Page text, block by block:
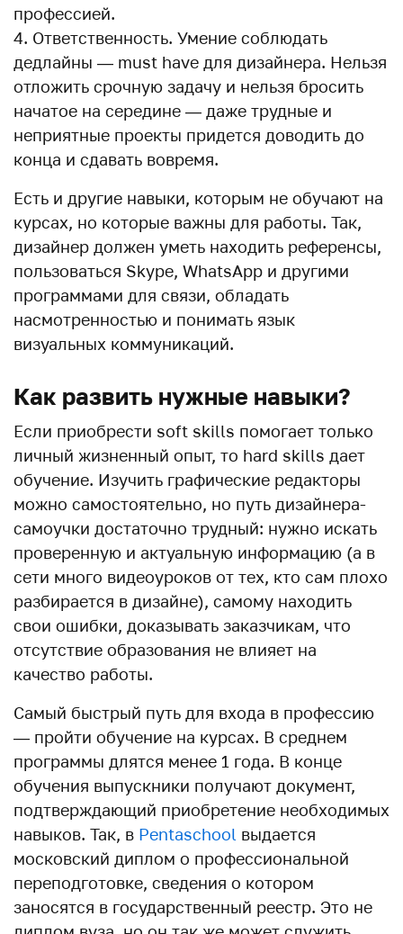
профессией.
Ответственность. Умение соблюдать
дедлайны — must have для дизайнера. Нельзя
отложить срочную задачу и нельзя бросить
начатое на середине — даже трудные и
неприятные проекты придется доводить до
конца и сдавать вовремя.
Есть и другие навыки, которым не обучают на
курсах, но которые важны для работы. Так,
дизайнер должен уметь находить референсы,
пользоваться Skype, WhatsApp и другими
программами для связи, обладать
насмотренностью и понимать язык
визуальных коммуникаций.
Как развить нужные навыки?
Если приобрести soft skills помогает только
личный жизненный опыт, то hard skills дает
обучение. Изучить графические редакторы
можно самостоятельно, но путь дизайнера-
самоучки достаточно трудный: нужно искать
проверенную и актуальную информацию (а в
сети много видеоуроков от тех, кто сам плохо
разбирается в дизайне), самому находить
свои ошибки, доказывать заказчикам, что
отсутствие образования не влияет на
качество работы.
Самый быстрый путь для входа в профессию
— пройти обучение на курсах. В среднем
программы длятся менее 1 года. В конце
обучения выпускники получают документ,
подтверждающий приобретение необходимых
навыков. Так, в Pentaschool выдается
московский диплом о профессиональной
переподготовке, сведения о котором
заносятся в государственный реестр. Это не